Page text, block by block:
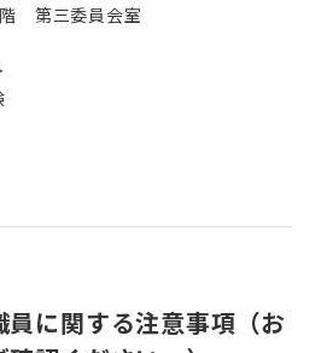
第三委員会室
に関する注意事項（お